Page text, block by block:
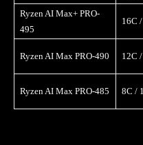
Ryzen AI Max+ PRO-
495
16C
Ryzen AI Max PRO-490 12C
Ryzen AI Max PRO-485 8C /